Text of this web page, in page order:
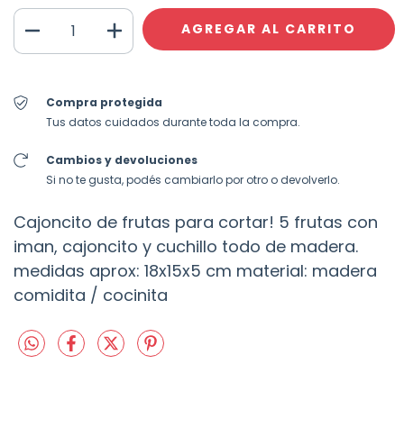
Compra protegida
Tus datos cuidados durante toda la compra.
Cambios y devoluciones
Si no te gusta, podés cambiarlo por otro o devolverlo.
Cajoncito de frutas para cortar! 5 frutas con
iman, cajoncito y cuchillo todo de madera.
medidas aprox: 18x15x5 cm material: madera
comidita / cocinita